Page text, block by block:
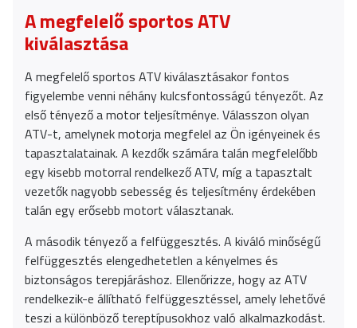
A megfelelő sportos ATV
kiválasztása
A megfelelő sportos ATV kiválasztásakor fontos
figyelembe venni néhány kulcsfontosságú tényezőt. Az
első tényező a motor teljesítménye. Válasszon olyan
ATV-t, amelynek motorja megfelel az Ön igényeinek és
tapasztalatainak. A kezdők számára talán megfelelőbb
egy kisebb motorral rendelkező ATV, míg a tapasztalt
vezetők nagyobb sebesség és teljesítmény érdekében
talán egy erősebb motort választanak.
A második tényező a felfüggesztés. A kiváló minőségű
felfüggesztés elengedhetetlen a kényelmes és
biztonságos terepjáráshoz. Ellenőrizze, hogy az ATV
rendelkezik-e állítható felfüggesztéssel, amely lehetővé
teszi a különböző tereptípusokhoz való alkalmazkodást.